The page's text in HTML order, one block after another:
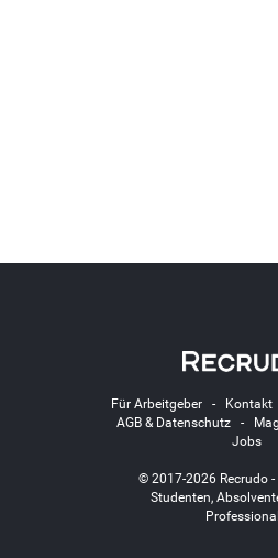
Für Arbeitgeber- Kontakt
AGB & Datenschutz-
Jobs
© 2017-2026 Recrudo
Studenten,